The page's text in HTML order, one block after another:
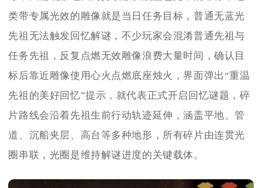
类带专属光效的雕像就是当日任务目标，普通无蓝光
先祖无法触发回忆解谜，不少玩家会混淆普通先祖与
任务先祖，反复点燃无效雕像浪费大量时间，确认目
标后靠近雕像使用心火点燃底座烛火，界面弹出“重温
先祖的美好回忆”提示，就代表正式开启回忆谜题，碎
片路线会沿着先祖生前行动轨迹延伸，涵盖平地、管
道、沉船夹层、高台等多种地形，所有碎片由连贯光
圈串联，光圈是维持解谜进度的关键载体。